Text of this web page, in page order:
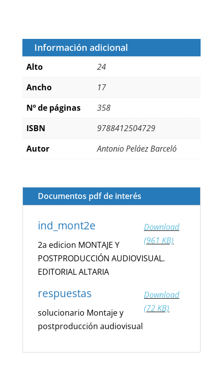
Información adicional
Alto
24
Ancho
17
Nº de páginas
358
ISBN
9788412504729
Autor
Antonio Peláez Barceló
Documentos pdf de interés
ind_mont2e
Download
(961 KB)
2a edicion MONTAJE Y
POSTPRODUCCIÓN AUDIOVISUAL.
EDITORIAL ALTARIA
respuestas
Download
(72 KB)
solucionario Montaje y
postproducción audiovisual